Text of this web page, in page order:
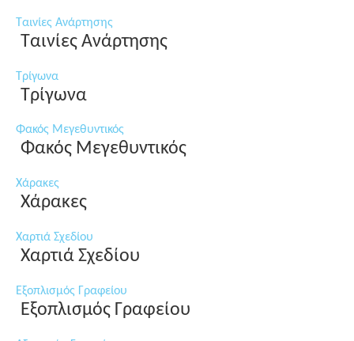
Ταινίες Ανάρτησης
Ταινίες Ανάρτησης
Τρίγωνα
Τρίγωνα
Φακός Μεγεθυντικός
Φακός Μεγεθυντικός
Χάρακες
Χάρακες
Χαρτιά Σχεδίου
Χαρτιά Σχεδίου
Εξοπλισμός Γραφείου
Εξοπλισμός Γραφείου